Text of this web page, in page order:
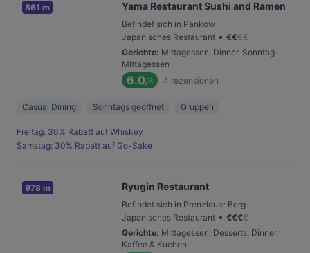
861 m Yama Restaurant Sushi and Ramen
Befindet sich in Pankow
Japanisches Restaurant • €€€€
Gerichte: Mittagessen, Dinner, Sonntag-
Mittagessen
6.0/6 4 rezensionen
Casual Dining Sonntags geöffnet Gruppen
Freitag: 30% Rabatt auf Whiskey
Samstag: 30% Rabatt auf Go-Sake
978 m Ryugin Restaurant
Befindet sich in Prenzlauer Berg
Japanisches Restaurant • €€€€
Gerichte: Mittagessen, Desserts, Dinner,
Kaffee & Kuchen